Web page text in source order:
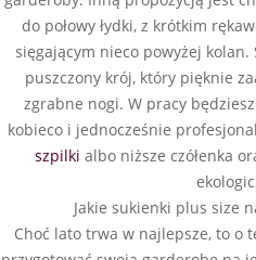
do połowy łydki, z krótkim
sięgającym nieco powyżej
puszczony krój, który pięknie
zgrabne nogi. W pracy
kobieco i jednocześnie
szpilki albo niższe czółenka
Jakie sukienki plus size
Choć lato trwa w najlepsze, to o